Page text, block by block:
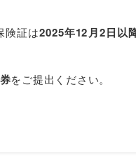
険証は2025年12月2日以
をご提出ください。